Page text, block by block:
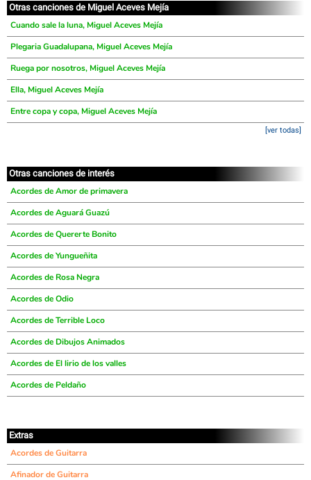
Otras canciones de Miguel Aceves Mejía
Cuando sale la luna, Miguel Aceves Mejía
Plegaria Guadalupana, Miguel Aceves Mejía
Ruega por nosotros, Miguel Aceves Mejía
Ella, Miguel Aceves Mejía
Entre copa y copa, Miguel Aceves Mejía
[ver todas]
Otras canciones de interés
Acordes de Amor de primavera
Acordes de Aguará Guazú
Acordes de Quererte Bonito
Acordes de Yungueñita
Acordes de Rosa Negra
Acordes de Odio
Acordes de Terrible Loco
Acordes de Dibujos Animados
Acordes de El lirio de los valles
Acordes de Peldaño
Extras
Acordes de Guitarra
Afinador de Guitarra